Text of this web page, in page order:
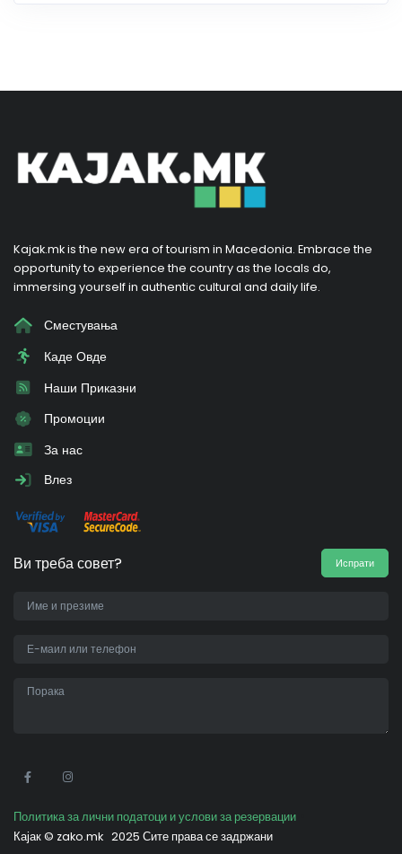
Kajak.mk is the new era of tourism in Macedonia. Embrace the
opportunity to experience the country as the locals do,
immersing yourself in authentic cultural and daily life.
Сместувања
Каде Овде
Наши Приказни
Промоции
За нас
Влез
Ви треба совет? Испрати
Политика за лични податоци и услови за резервации
Кајак © zako.mk 2025 Сите права се задржани